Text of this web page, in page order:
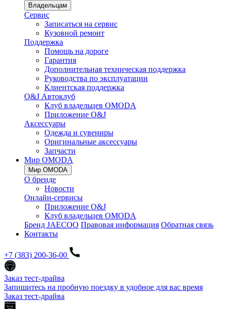
Владельцам
Сервис
Записаться на сервис
Кузовной ремонт
Поддержка
Помощь на дороге
Гарантия
Дополнительная техническая поддержка
Руководства по эксплуатации
Клиентская поддержка
O&J Автоклуб
Клуб владельцев OMODA
Приложение O&J
Аксессуары
Одежда и сувениры
Оригинальные аксессуары
Запчасти
Мир OMODA
Мир OMODA
О бренде
Новости
Онлайн-сервисы
Приложение O&J
Клуб владельцев OMODA
Бренд JAECOO Правовая информация Обратная связь
Контакты
+7 (383) 200-36-00
Заказ тест-драйва
Запишитесь на пробную поездку в удобное для вас время
Заказ тест-драйва